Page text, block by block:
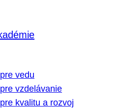
vedu
vzdelávanie
kvalitu a rozvoj